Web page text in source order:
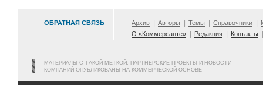
ОБРАТНАЯ СВЯЗЬ Архив Авторы Темы Справочники
О «Коммерсанте»
Редакция Контакты
МАТЕРИАЛЫ С ТАКОЙ МЕТКОЙ, ПАРТНЕРСКИЕ ПРОЕКТЫ И НОВОСТИ
КОМПАНИЙ ОПУБЛИКОВАНЫ НА КОММЕРЧЕСКОЙ ОСНОВЕ